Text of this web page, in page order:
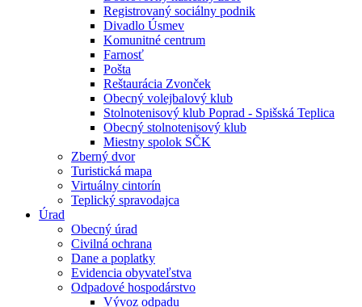
Registrovaný sociálny podnik
Divadlo Úsmev
Komunitné centrum
Farnosť
Pošta
Reštaurácia Zvonček
Obecný volejbalový klub
Stolnotenisový klub Poprad - Spišská Teplica
Obecný stolnotenisový klub
Miestny spolok SČK
Zberný dvor
Turistická mapa
Virtuálny cintorín
Teplický spravodajca
Úrad
Obecný úrad
Civilná ochrana
Dane a poplatky
Evidencia obyvateľstva
Odpadové hospodárstvo
Vývoz odpadu